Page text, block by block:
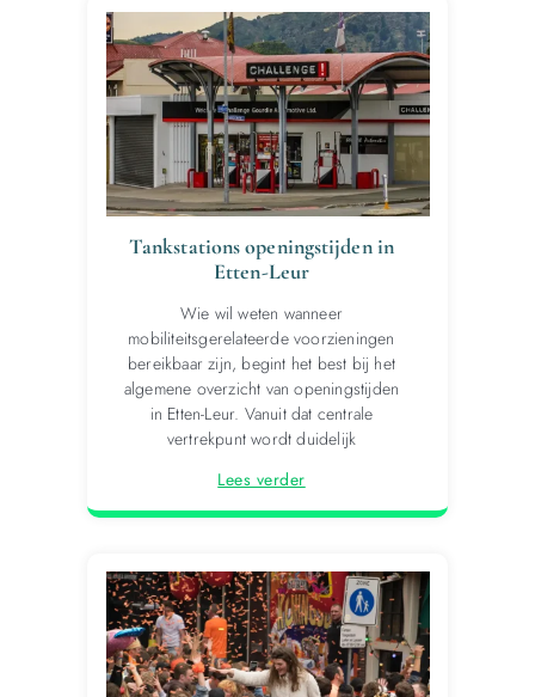
Tankstations openingstijden in
Etten-Leur
Wie wil weten wanneer
mobiliteitsgerelateerde voorzieningen
bereikbaar zijn, begint het best bij het
algemene overzicht van openingstijden
in Etten-Leur. Vanuit dat centrale
vertrekpunt wordt duidelijk
Lees verder